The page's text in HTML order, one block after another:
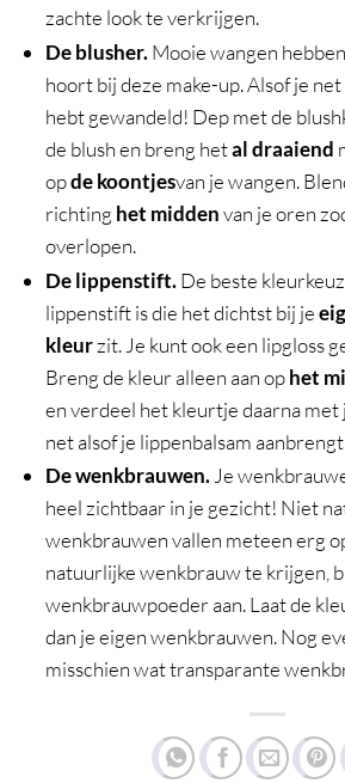
zachte look te verkrijgen.
De blusher.Mooie wangen
hoort bij deze make-up. Alsof je
hebt gewandeld! Dep met de
de blush en breng hetal draaiend
opde koontjesvan je wangen.
richting het middenvan je oren
overlopen.
De lippenstift.De beste
lippenstift is die het dichtst bij je
kleurzit. Je kunt ook een lipgloss
Breng de kleur alleen aan ophet
en verdeel het kleurtje daarna met
net alsof je lippenbalsam
De wenkbrauwen.Je
heel zichtbaar in je gezicht! Niet
wenkbrauwen vallen meteen erg
natuurlijke wenkbrauw te krijgen,
wenkbrauwpoeder aan. Laat de
dan je eigen wenkbrauwen. Nog
misschien wat transparante